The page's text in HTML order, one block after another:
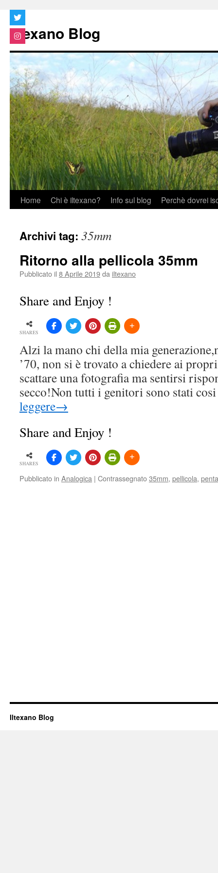
Vai
contenuto
Iltexano Blog
Home Chi è iltexano? Info sul blog Perchè dovrei
Archivi tag: 35mm
Ritorno alla pellicola 35mm
Pubblicato il 8 Aprile 2019da iltexano
Share and Enjoy !
SHARES
Alzi la mano chi della mia
’70, non si è trovato a chiedere ai
scattare una fotografia ma sentirsi
secco!Non tutti i genitori sono stati
leggere→
Share and Enjoy !
SHARES
Pubblicato in Analogica | Contrassegnato35mm, pellicola,
Iltexano Blog